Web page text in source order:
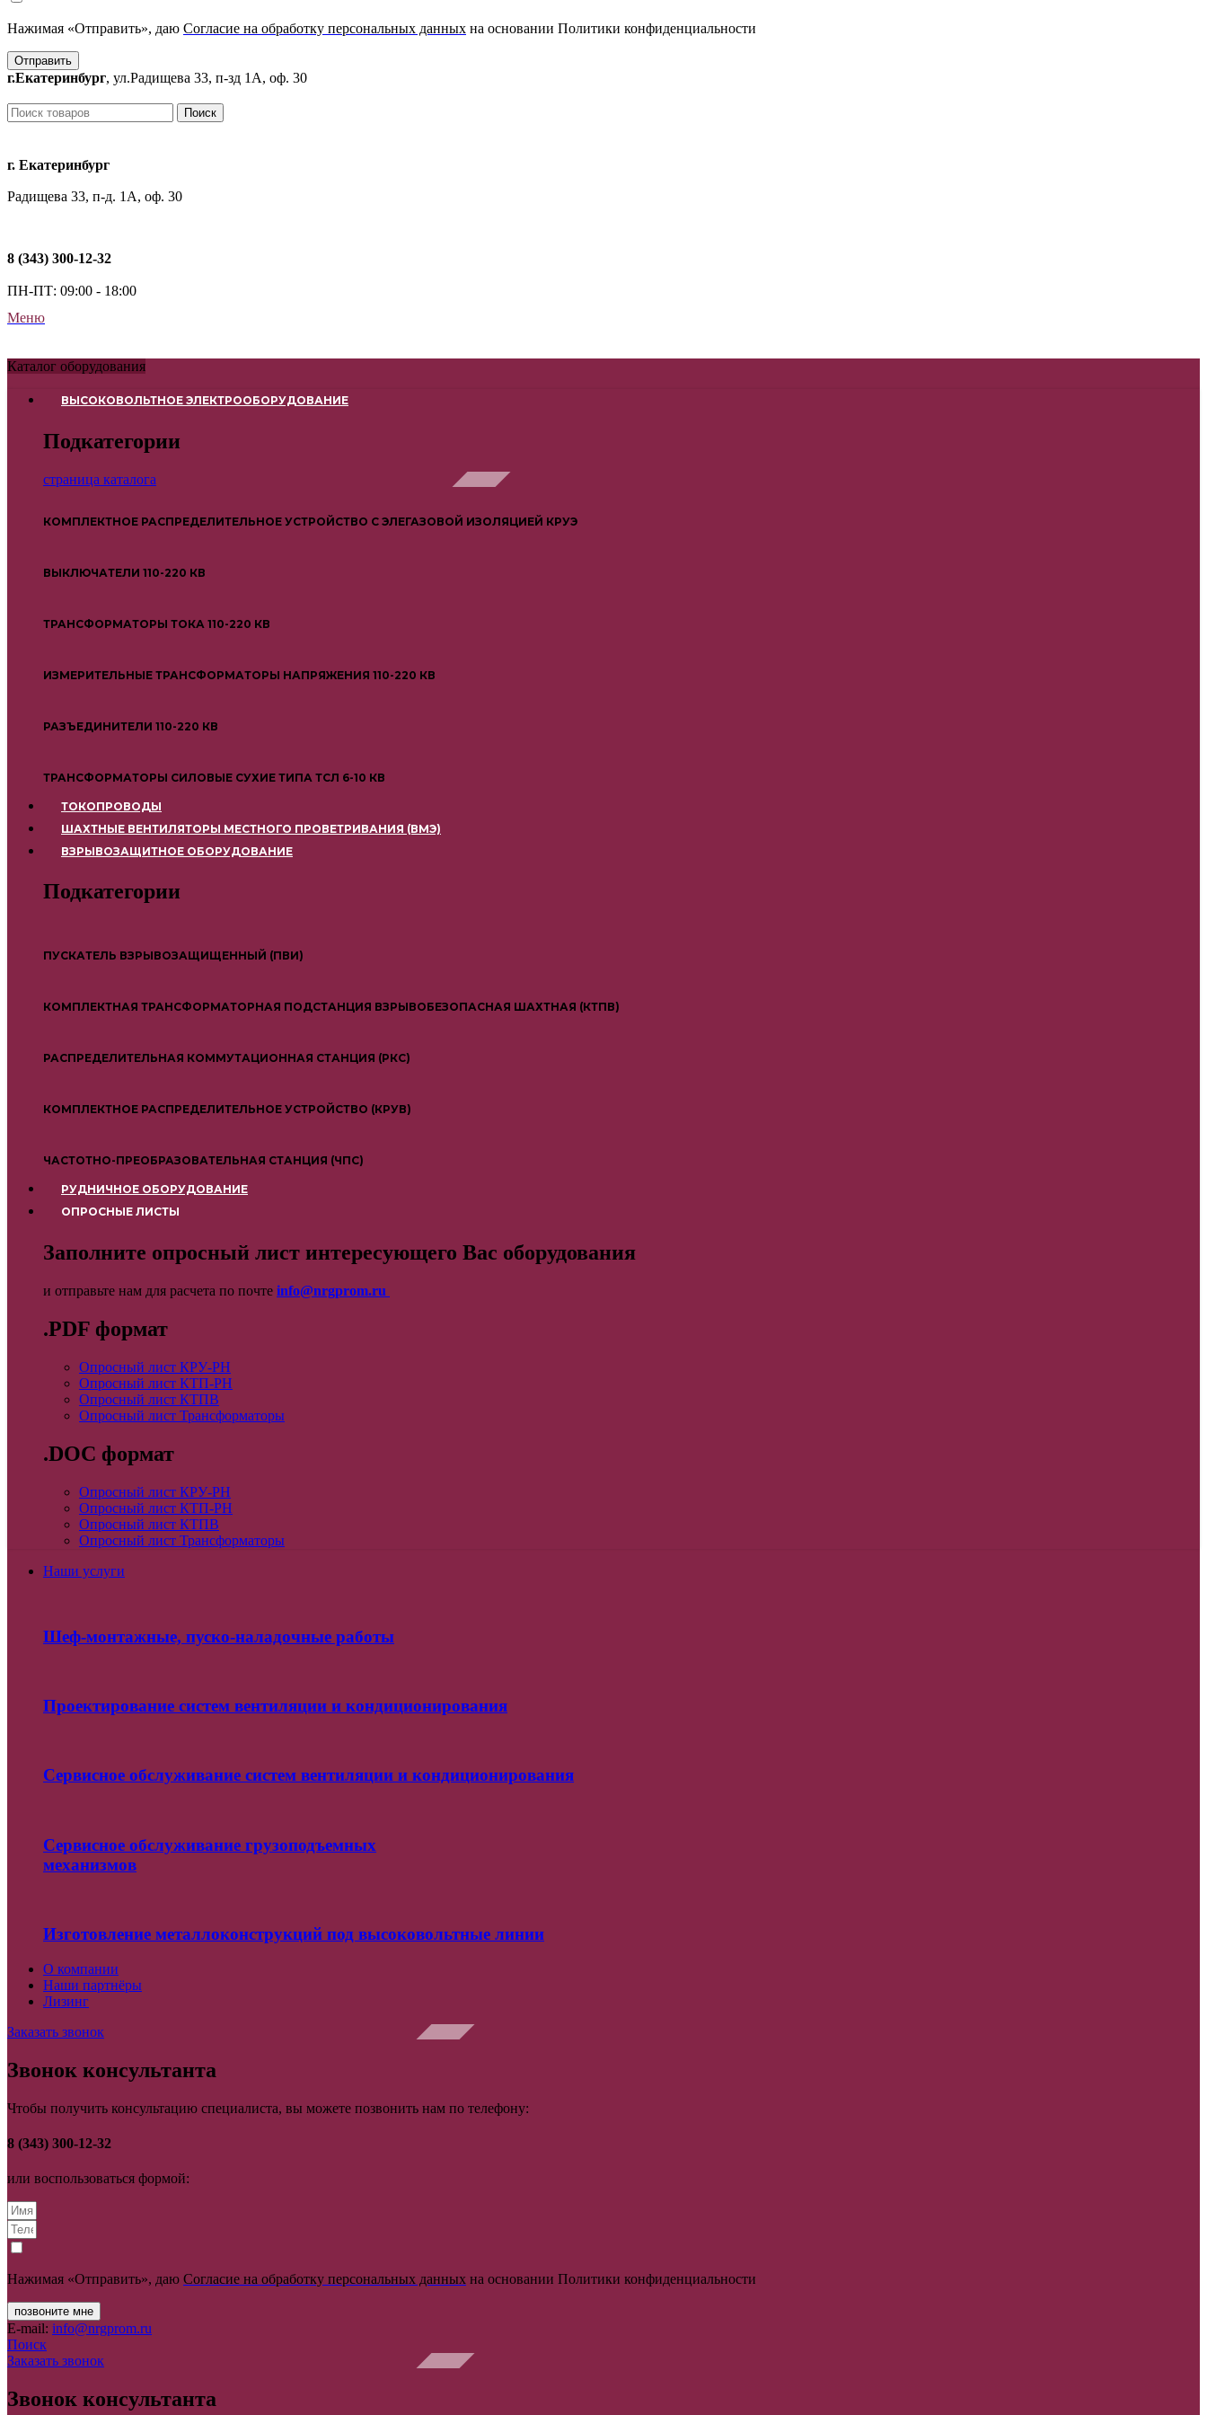
Нажимая «Отправить», даю Согласие на обработку персональных данных на основании Политики конфиденциальности
Отправить
г.Екатеринбург, ул.Радищева 33, п-зд 1А, оф. 30
Поиск
г. Екатеринбург
Радищева 33, п-д. 1А, оф. 30
8 (343) 300-12-32
ПН-ПТ: 09:00 - 18:00
Меню
Каталог оборудования
ВЫСОКОВОЛЬТНОЕ ЭЛЕКТРООБОРУДОВАНИЕ
Подкатегории
страница каталога
КОМПЛЕКТНОЕ РАСПРЕДЕЛИТЕЛЬНОЕ УСТРОЙСТВО С ЭЛЕГАЗОВОЙ ИЗОЛЯЦИЕЙ КРУЭ
ВЫКЛЮЧАТЕЛИ 110-220 КВ
ТРАНСФОРМАТОРЫ ТОКА 110-220 КВ
ИЗМЕРИТЕЛЬНЫЕ ТРАНСФОРМАТОРЫ НАПРЯЖЕНИЯ 110-220 КВ
РАЗЪЕДИНИТЕЛИ 110-220 КВ
ТРАНСФОРМАТОРЫ СИЛОВЫЕ СУХИЕ ТИПА ТСЛ 6-10 КВ
ТОКОПРОВОДЫ
ШАХТНЫЕ ВЕНТИЛЯТОРЫ МЕСТНОГО ПРОВЕТРИВАНИЯ (ВМЭ)
ВЗРЫВОЗАЩИТНОЕ ОБОРУДОВАНИЕ
Подкатегории
ПУСКАТЕЛЬ ВЗРЫВОЗАЩИЩЕННЫЙ (ПВИ)
КОМПЛЕКТНАЯ ТРАНСФОРМАТОРНАЯ ПОДСТАНЦИЯ ВЗРЫВОБЕЗОПАСНАЯ ШАХТНАЯ (КТПВ)
РАСПРЕДЕЛИТЕЛЬНАЯ КОММУТАЦИОННАЯ СТАНЦИЯ (РКС)
КОМПЛЕКТНОЕ РАСПРЕДЕЛИТЕЛЬНОЕ УСТРОЙСТВО (КРУВ)
ЧАСТОТНО-ПРЕОБРАЗОВАТЕЛЬНАЯ СТАНЦИЯ (ЧПС)
РУДНИЧНОЕ ОБОРУДОВАНИЕ
ОПРОСНЫЕ ЛИСТЫ
Заполните опросный лист интересующего Вас оборудования
и отправьте нам для расчета по почте info@nrgprom.ru
.PDF формат
Опросный лист КРУ-РН
Опросный лист КТП-РН
Опросный лист КТПВ
Опросный лист Трансформаторы
.DOC формат
Опросный лист КРУ-РН
Опросный лист КТП-РН
Опросный лист КТПВ
Опросный лист Трансформаторы
Наши услуги
Шеф-монтажные, пуско-наладочные работы
Проектирование систем вентиляции и кондиционирования
Сервисное обслуживание систем вентиляции и кондиционирования
Сервисное обслуживание грузоподъемных
механизмов
Изготовление металлоконструкций под высоковольтные линии
О компании
Наши партнёры
Лизинг
Заказать звонок
Звонок консультанта
Чтобы получить консультацию специалиста, вы можете позвонить нам по телефону:
8 (343) 300-12-32
или воспользоваться формой:
Нажимая «Отправить», даю Согласие на обработку персональных данных на основании Политики конфиденциальности
позвоните мне
E-mail: info@nrgprom.ru
Поиск
Заказать звонок
Звонок консультанта